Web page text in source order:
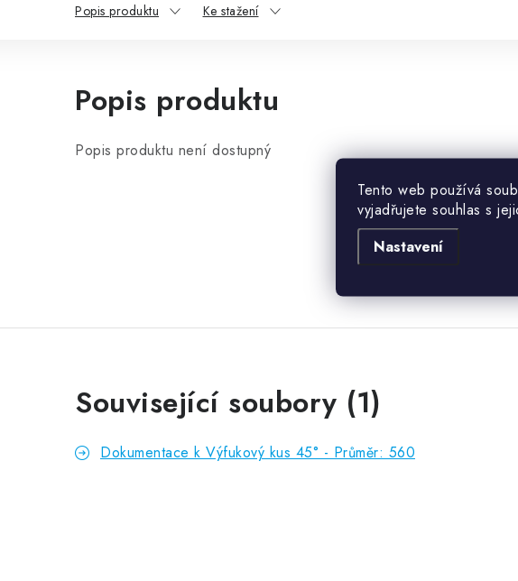
Tento web používá
vyjadřujete souhlas s
Nastavení
Popis produktu Ke stažení
Popis produktu
Popis produktu není dostupný
Související soubory (1)
Dokumentace k Výfukový kus 45° - Průměr: 560